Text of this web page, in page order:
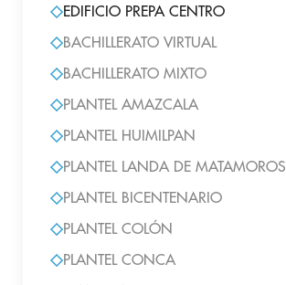
EDIFICIO PREPA CENTRO
BACHILLERATO VIRTUAL
BACHILLERATO MIXTO
PLANTEL AMAZCALA
PLANTEL HUIMILPAN
PLANTEL LANDA DE MATAMOROS
PLANTEL BICENTENARIO
PLANTEL COLÓN
PLANTEL CONCA